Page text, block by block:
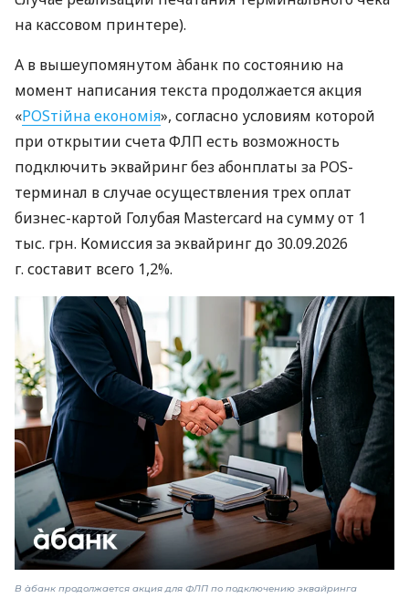
на кассовом принтере).
А в вышеупомянутом àбанк по состоянию на
момент написания текста продолжается акция
«POSтійна економія», согласно условиям которой
при открытии счета ФЛП есть возможность
подключить эквайринг без абонплаты за POS-
терминал в случае осуществления трех оплат
бизнес-картой Голубая Mastercard на сумму от 1
тыс. грн. Комиссия за эквайринг до 30.09.2026
г. составит всего 1,2%.
В àбанк продолжается акция для ФЛП по подключению эквайринга